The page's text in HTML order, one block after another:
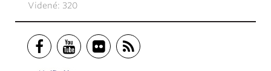
Videné: 320